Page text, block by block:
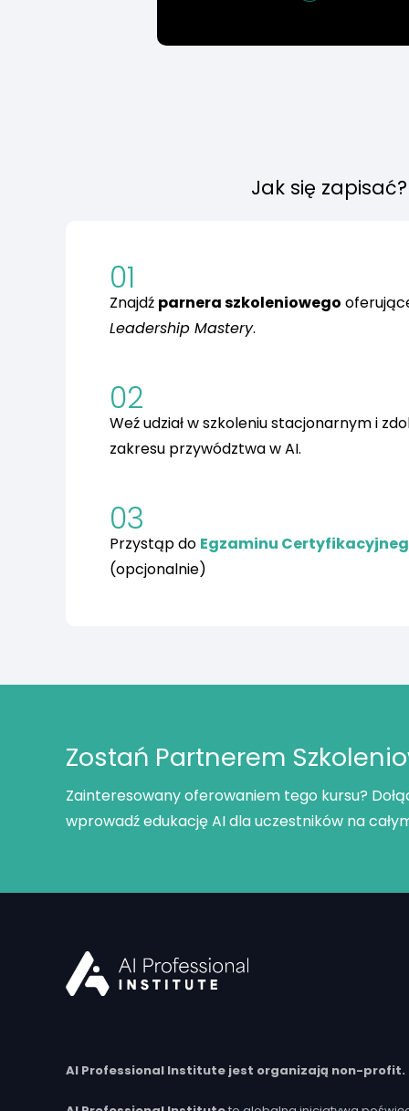
Jak się zapisać?
01
Znajdź parnera szkoleniowego
Leadership Mastery.
02
Weź udział w szkoleniu stacjonarnym i
zakresu przywództwa w AI.
03
Przystąp do Egzaminu
(opcjonalnie)
Zostań Partnerem
Zainteresowany oferowaniem tego kursu?
wprowadź edukację AI dla uczestników na
AI Professional Institute jest organizają non-profit.